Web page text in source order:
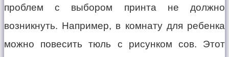
проблем с выбором принта не должно
возникнуть. Например, в комнату для ребенка
можно повесить тюль с рисунком сов. Этот